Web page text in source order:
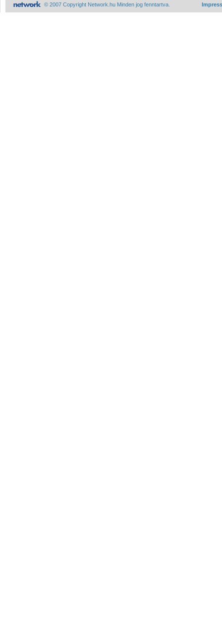
© 2007 Copyright Network.hu Minden jog fenntartva.